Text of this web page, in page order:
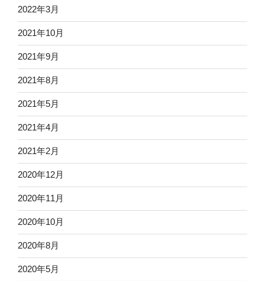
2022年3月
2021年10月
2021年9月
2021年8月
2021年5月
2021年4月
2021年2月
2020年12月
2020年11月
2020年10月
2020年8月
2020年5月